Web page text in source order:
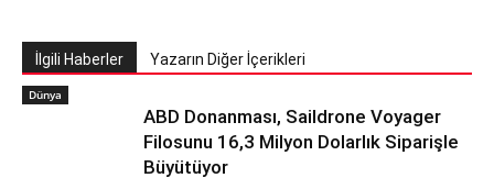
İlgili Haberler Yazarın Diğer İçerikleri
Dünya
ABD Donanması, Saildrone Voyager
Filosunu 16,3 Milyon Dolarlık Siparişle
Büyütüyor